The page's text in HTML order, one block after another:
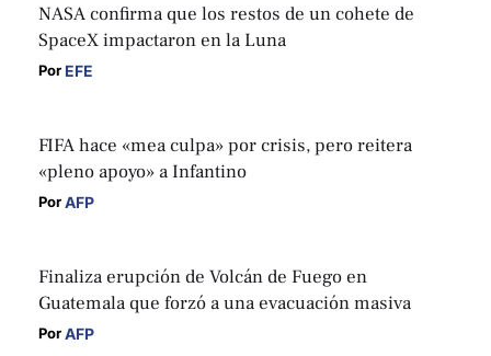
NASA confirma que los restos de un cohete de
SpaceX impactaron en la Luna
Por EFE
FIFA hace «mea culpa» por crisis, pero reitera
«pleno apoyo» a Infantino
Por AFP
Finaliza erupción de Volcán de Fuego en
Guatemala que forzó a una evacuación masiva
Por AFP